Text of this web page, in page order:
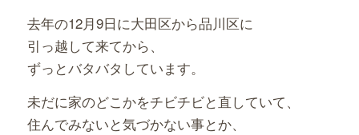
去年の12月9日に大田区から品川区に
引っ越して来てから、
ずっとバタバタしています。
未だに家のどこかをチビチビと直していて、
住んでみないと気づかない事とか、